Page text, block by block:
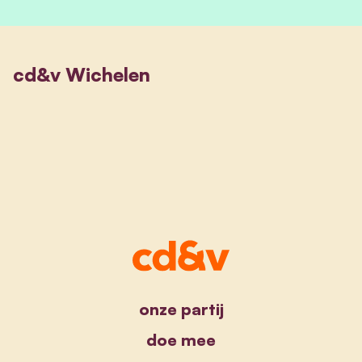
cd&v Wichelen
onze partij
doe mee